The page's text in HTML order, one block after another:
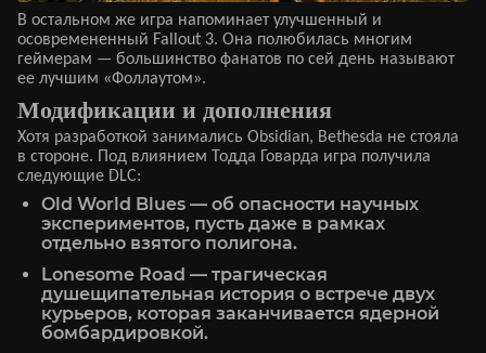
В остальном же игра напоминает улучшенный и
осовремененный Fallout 3. Она полюбилась многим
геймерам — большинство фанатов по сей день называют
ее лучшим «Фоллаутом».
Модификации и дополнения
Хотя разработкой занимались Obsidian, Bethesda не стояла
в стороне. Под влиянием Тодда Говарда игра получила
следующие DLC:
Old World Blues — об опасности научных
экспериментов, пусть даже в рамках
отдельно взятого полигона.
Lonesome Road — трагическая
душещипательная история о встрече двух
курьеров, которая заканчивается ядерной
бомбардировкой.